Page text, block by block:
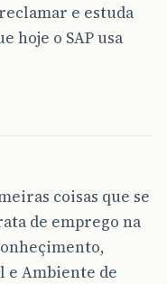
e estuda
hoje o SAP usa
coisas que se
de emprego na
e Ambiente de